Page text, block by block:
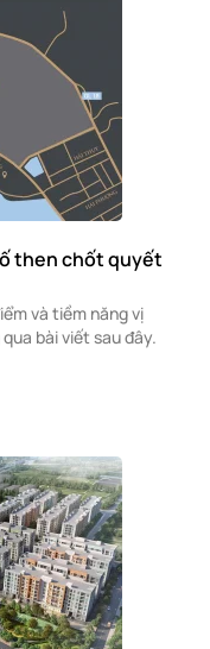
then chốt quyết
và tiềm năng vị
bài viết sau đây.